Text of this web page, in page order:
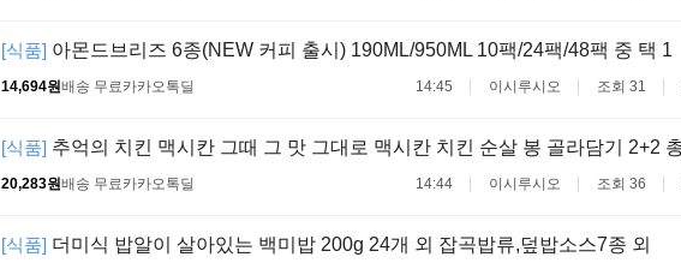
[식품] 아몬드브리즈 6종(NEW 커피 출시) 190ML/950ML 10팩/24팩/48팩 중 택 1
14,694원배송 무료카카오톡딜 14:45 이시루시오 조회 31
[식품] 추억의 치킨 맥시칸 그때 그 맛 그대로 맥시칸 치킨 순살 봉 골라담기 2+2
20,283원배송 무료카카오톡딜 14:44 이시루시오 조회 36
[식품] 더미식 밥알이 살아있는 백미밥 200g 24개 외 잡곡밥류,덮밥소스7종 외